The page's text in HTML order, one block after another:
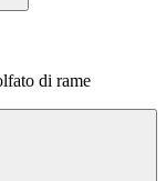
di rame